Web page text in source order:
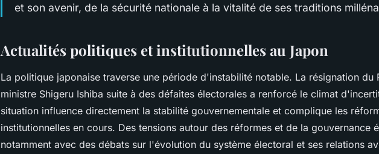
et son avenir, de la sécurité nationale à la vitalité de ses traditions
Actualités politiques et institutionnelles au Japon
La politique japonaise traverse une période d'instabilité notable. La résignation du
ministre Shigeru Ishiba suite à des défaites électorales a renforcé le climat
situation influence directement la stabilité gouvernementale et complique les
institutionnelles en cours. Des tensions autour des réformes et de la gouvernance
notamment avec des débats sur l'évolution du système électoral et ses relations